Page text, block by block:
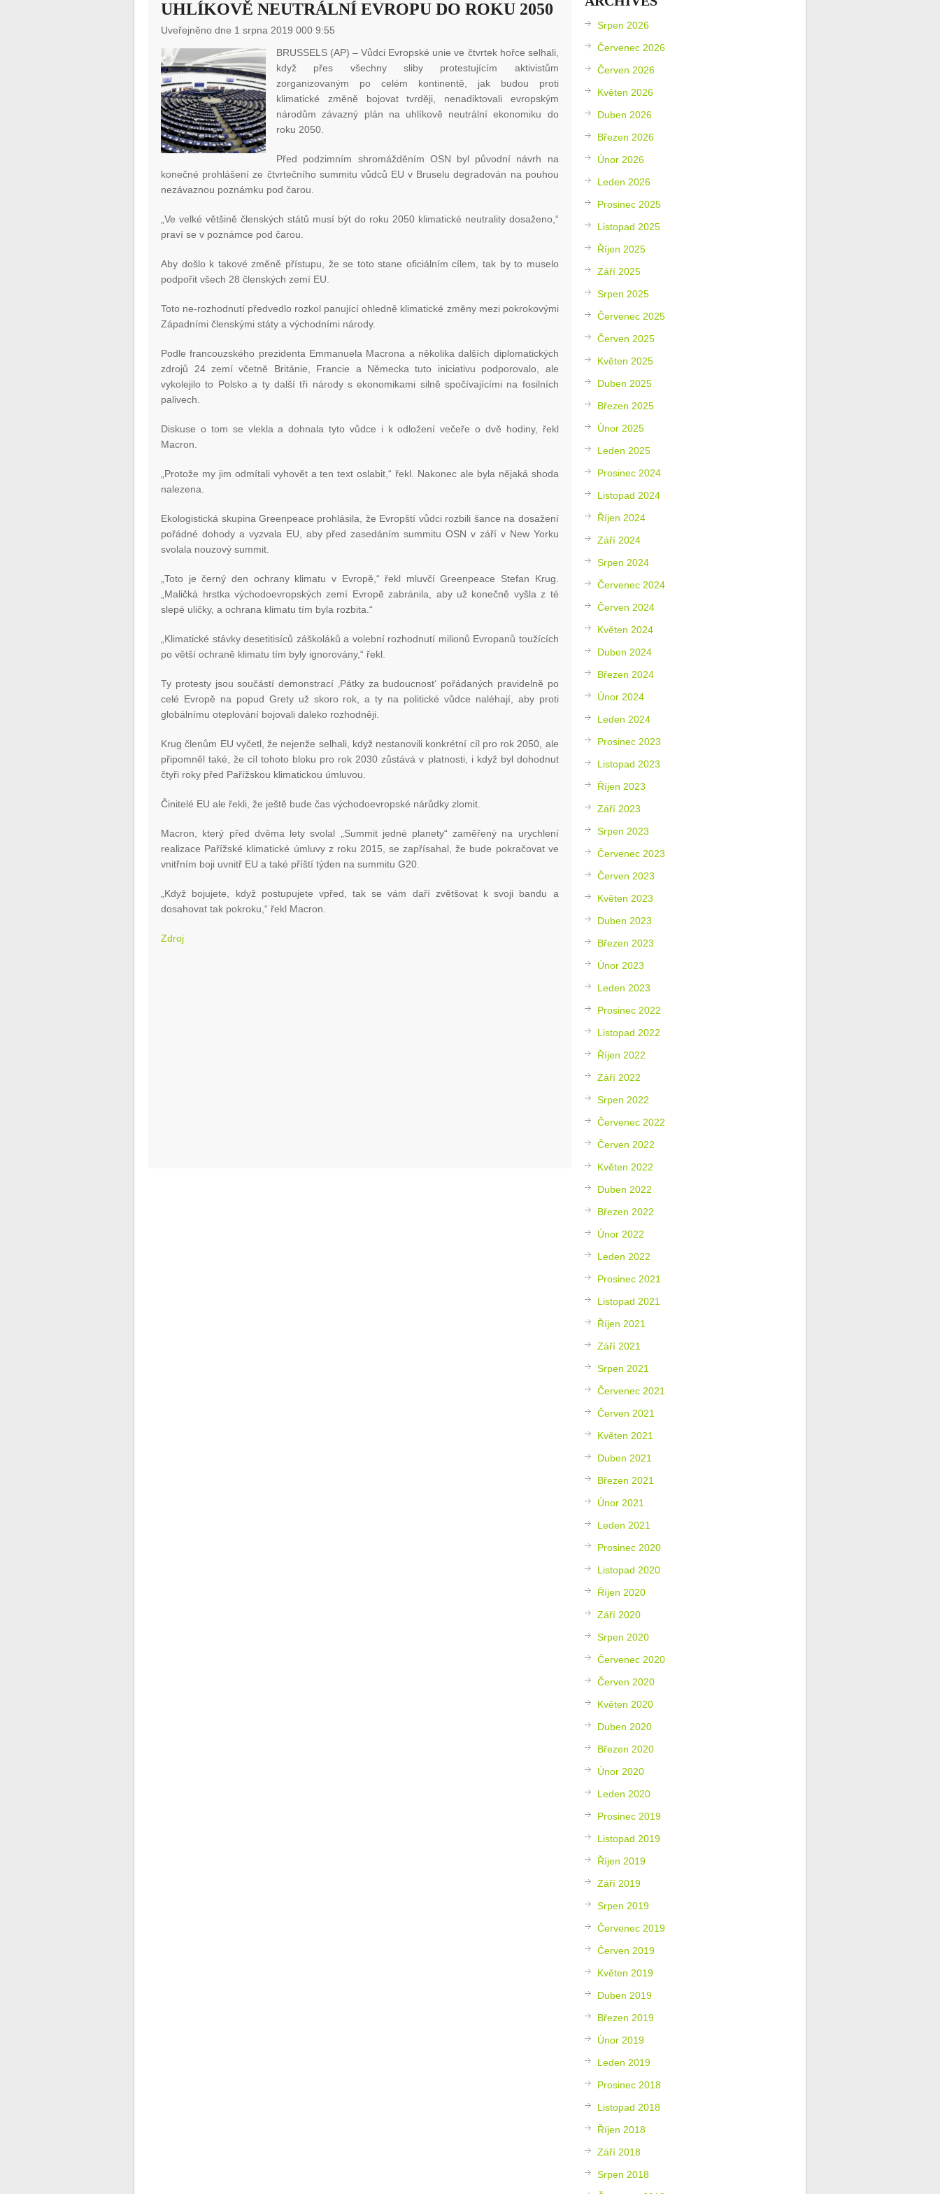
UHLÍKOVĚ NEUTRÁLNÍ EVROPU DO ROKU 2050
Uveřejněno dne 1 srpna 2019 000 9:55
BRUSSELS (AP) – Vůdci Evropské unie ve čtvrtek hořce selhali,
když přes všechny sliby protestujícím aktivistům
zorganizovaným po celém kontinentě, jak budou proti
klimatické změně bojovat tvrději, nenadiktovali evropským
národům závazný plán na uhlíkově neutrální ekonomiku do
roku 2050.
Před podzimním shromážděním OSN byl původní návrh na
konečné prohlášení ze čtvrtečního summitu vůdců EU v Bruselu degradován na pouhou
nezávaznou poznámku pod čarou.
„Ve velké většině členských států musí být do roku 2050 klimatické neutrality dosaženo,“
praví se v poznámce pod čarou.
Aby došlo k takové změně přístupu, že se toto stane oficiálním cílem, tak by to muselo
podpořit všech 28 členských zemí EU.
Toto ne-rozhodnutí předvedlo rozkol panující ohledně klimatické změny mezi pokrokovými
Západními členskými státy a východními národy.
Podle francouzského prezidenta Emmanuela Macrona a několika dalších diplomatických
zdrojů 24 zemí včetně Británie, Francie a Německa tuto iniciativu podporovalo, ale
vykolejilo to Polsko a ty další tři národy s ekonomikami silně spočívajícími na fosilních
palivech.
Diskuse o tom se vlekla a dohnala tyto vůdce i k odložení večeře o dvě hodiny, řekl
Macron.
„Protože my jim odmítali vyhovět a ten text oslabit,“ řekl. Nakonec ale byla nějaká shoda
nalezena.
Ekologistická skupina Greenpeace prohlásila, že Evropští vůdci rozbili šance na dosažení
pořádné dohody a vyzvala EU, aby před zasedáním summitu OSN v září v New Yorku
svolala nouzový summit.
„Toto je černý den ochrany klimatu v Evropě,“ řekl mluvčí Greenpeace Stefan Krug.
„Maličká hrstka východoevropských zemí Evropě zabránila, aby už konečně vyšla z té
slepé uličky, a ochrana klimatu tím byla rozbita.“
„Klimatické stávky desetitisíců záškoláků a volební rozhodnutí milionů Evropanů toužících
po větší ochraně klimatu tím byly ignorovány,“ řekl.
Ty protesty jsou součástí demonstrací ‚Pátky za budoucnost‘ pořádaných pravidelně po
celé Evropě na popud Grety už skoro rok, a ty na politické vůdce naléhají, aby proti
globálnímu oteplování bojovali daleko rozhodněji.
Krug členům EU vyčetl, že nejenže selhali, když nestanovili konkrétní cíl pro rok 2050, ale
připomněl také, že cíl tohoto bloku pro rok 2030 zůstává v platnosti, i když byl dohodnut
čtyři roky před Pařížskou klimatickou úmluvou.
Činitelé EU ale řekli, že ještě bude čas východoevropské nárůdky zlomit.
Macron, který před dvěma lety svolal „Summit jedné planety“ zaměřený na urychlení
realizace Pařížské klimatické úmluvy z roku 2015, se zapřísahal, že bude pokračovat ve
vnitřním boji uvnitř EU a také příští týden na summitu G20.
„Když bojujete, když postupujete vpřed, tak se vám daří zvětšovat k svoji bandu a
dosahovat tak pokroku,“ řekl Macron.
Zdroj
Srpen 2026
Červenec 2026
Červen 2026
Květen 2026
Duben 2026
Březen 2026
Únor 2026
Leden 2026
Prosinec 2025
Listopad 2025
Říjen 2025
Září 2025
Srpen 2025
Červenec 2025
Červen 2025
Květen 2025
Duben 2025
Březen 2025
Únor 2025
Leden 2025
Prosinec 2024
Listopad 2024
Říjen 2024
Září 2024
Srpen 2024
Červenec 2024
Červen 2024
Květen 2024
Duben 2024
Březen 2024
Únor 2024
Leden 2024
Prosinec 2023
Listopad 2023
Říjen 2023
Září 2023
Srpen 2023
Červenec 2023
Červen 2023
Květen 2023
Duben 2023
Březen 2023
Únor 2023
Leden 2023
Prosinec 2022
Listopad 2022
Říjen 2022
Září 2022
Srpen 2022
Červenec 2022
Červen 2022
Květen 2022
Duben 2022
Březen 2022
Únor 2022
Leden 2022
Prosinec 2021
Listopad 2021
Říjen 2021
Září 2021
Srpen 2021
Červenec 2021
Červen 2021
Květen 2021
Duben 2021
Březen 2021
Únor 2021
Leden 2021
Prosinec 2020
Listopad 2020
Říjen 2020
Září 2020
Srpen 2020
Červenec 2020
Červen 2020
Květen 2020
Duben 2020
Březen 2020
Únor 2020
Leden 2020
Prosinec 2019
Listopad 2019
Říjen 2019
Září 2019
Srpen 2019
Červenec 2019
Červen 2019
Květen 2019
Duben 2019
Březen 2019
Únor 2019
Leden 2019
Prosinec 2018
Listopad 2018
Říjen 2018
Září 2018
Srpen 2018